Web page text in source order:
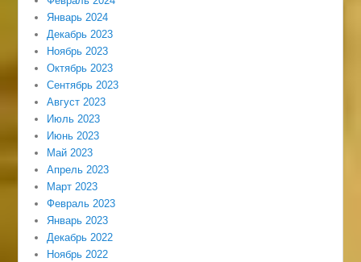
Январь 2024
Декабрь 2023
Ноябрь 2023
Октябрь 2023
Сентябрь 2023
Август 2023
Июль 2023
Июнь 2023
Май 2023
Апрель 2023
Март 2023
Февраль 2023
Январь 2023
Декабрь 2022
Ноябрь 2022